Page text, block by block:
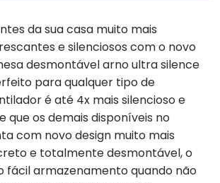
da sua casa muito mais
e silenciosos com o novo
desmontável arno ultra silence
para qualquer tipo de
é até 4x mais silencioso e
que os demais disponíveis no
com novo design muito mais
e totalmente desmontável, o
fácil armazenamento quando não